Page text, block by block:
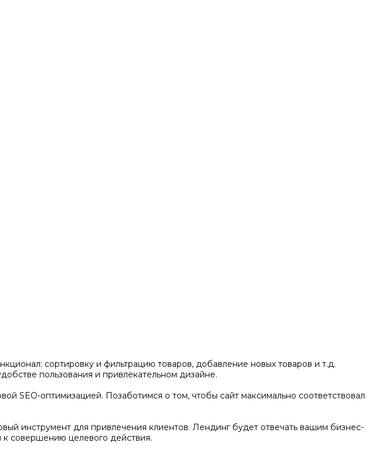
сортировку и фильтрацию товаров, добавление новых товаров и т.д.
пользования и привлекательном дизайне.
SEO-оптимизацией. Позаботимся о том, чтобы сайт максимально соответствовал
инструмент для привлечения клиентов. Лендинг будет отвечать вашим бизнес-
к совершению целевого действия.